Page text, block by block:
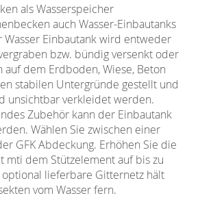
als Wasserspeicher
auch Wasser-Einbautanks
Wasser Einbautank wird entweder
bzw. bündig versenkt oder
auf dem Erdboden, Wiese, Beton
stabilen Untergründe gestellt und
unsichtbar verkleidet werden.
Zubehör kann der Einbautank
Wählen Sie zwischen einer
GFK Abdeckung. Erhöhen Sie die
mti dem Stützelement auf bis zu
optional lieferbare Gitternetz hält
vom Wasser fern.